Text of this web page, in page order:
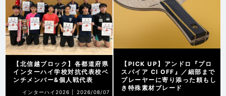
【北信越ブロック】各都道府県
インターハイ学校対抗代表校ベ
ンチメンバー&個人戦代表
インターハイ2026 | 2026/08/07
【PICK UP】アンドロ『プロ
スパイア CI OFF』／細部まで
プレーヤーに寄り添った頼もし
き特殊素材ブレード